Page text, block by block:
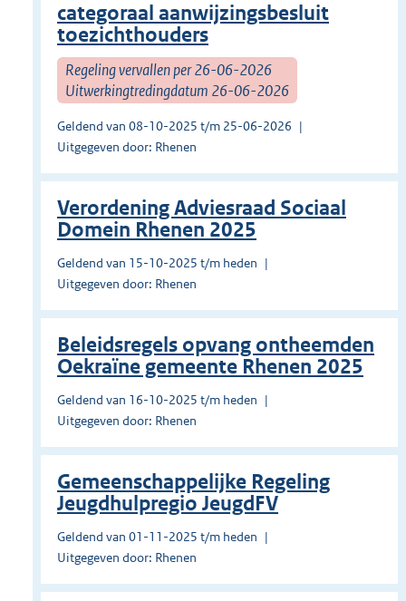
categoraal aanwijzingsbesluit
toezichthouders
Regeling vervallen per 26-06-2026
Uitwerkingtredingdatum 26-06-2026
Geldend van 08-10-2025 t/m 25-06-2026
Uitgegeven door: Rhenen
Verordening Adviesraad Sociaal
Domein Rhenen 2025
Geldend van 15-10-2025 t/m heden
Uitgegeven door: Rhenen
Beleidsregels opvang ontheemden
Oekraïne gemeente Rhenen 2025
Geldend van 16-10-2025 t/m heden
Uitgegeven door: Rhenen
Gemeenschappelijke Regeling
Jeugdhulpregio JeugdFV
Geldend van 01-11-2025 t/m heden
Uitgegeven door: Rhenen